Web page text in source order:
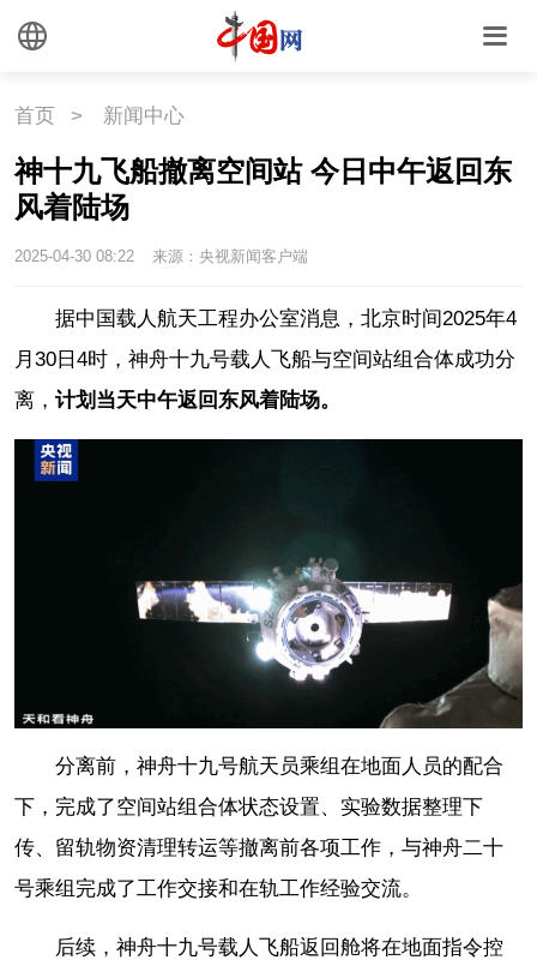
首页 > 新闻中心
神十九飞船撤离空间站 今日中午返回东
风着陆场
2025-04-30 08:22 来源：央视新闻客户端
据中国载人航天工程办公室消息，北京时间2025年4
月30日4时，神舟十九号载人飞船与空间站组合体成功分
离， 计划当天中午返回东风着陆场。
分离前，神舟十九号航天员乘组在地面人员的配合
下，完成了空间站组合体状态设置、实验数据整理下
传、留轨物资清理转运等撤离前各项工作，与神舟二十
号乘组完成了工作交接和在轨工作经验交流。
后续，神舟十九号载人飞船返回舱将在地面指令控